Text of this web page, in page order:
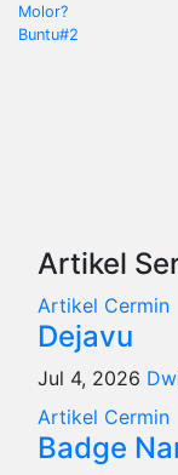
Molor?
Buntu#2
Artikel
Artikel Cermin
Dejavu
Jul 4, 2026
Artikel Cermin
Badge